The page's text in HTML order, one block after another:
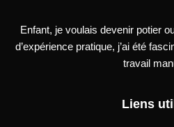
Enfant, je voulais devenir potier
d’expérience pratique, j’ai été
travail
Liens